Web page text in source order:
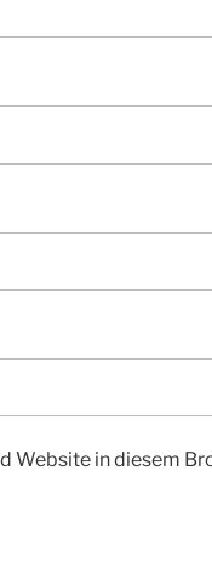
Website in diesem